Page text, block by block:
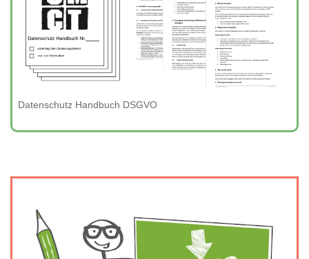
Datenschutz Handbuch DSGVO